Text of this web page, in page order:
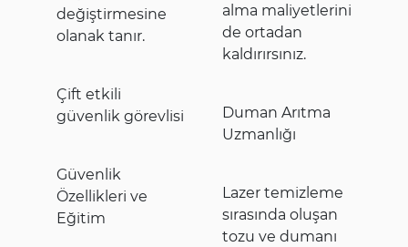
değiştirmesine
olanak tanır.
Çift etkili
güvenlik görevlisi
Güvenlik
Özellikleri ve
Eğitim
alma maliyetlerini
de ortadan
kaldırırsınız.
Duman Arıtma
Uzmanlığı
Lazer temizleme
sırasında oluşan
tozu ve dumanı